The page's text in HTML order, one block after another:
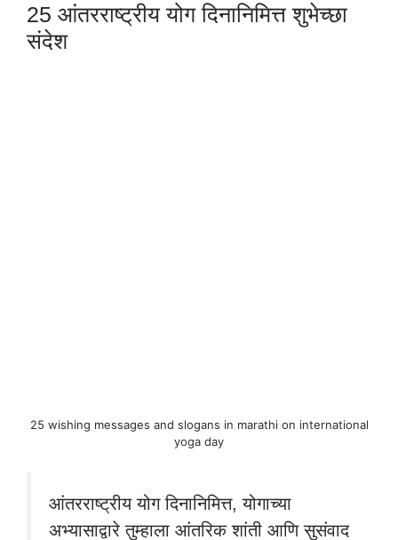
25 आंतरराष्ट्रीय योग दिनानिमित्त शुभेच्छा
संदेश
25 wishing messages and slogans in marathi on international
yoga day
आंतरराष्ट्रीय योग दिनानिमित्त, योगाच्या
अभ्यासाद्वारे तुम्हाला आंतरिक शांती आणि सुसंवाद